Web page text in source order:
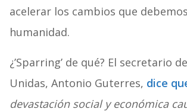
acelerar los cambios que
humanidad.
¿’Sparring’ de qué? El secretario
Unidas, Antonio Guterres, dice
devastación social y económica